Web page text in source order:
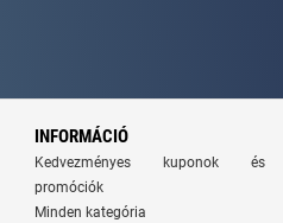
INFORMÁCIÓ
Kedvezményes kuponok és
promóciók
Minden kategória